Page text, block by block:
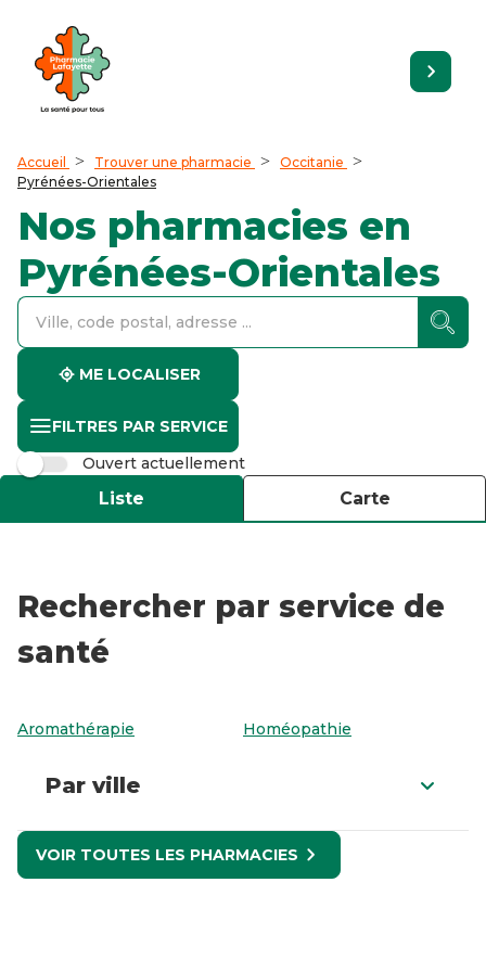
Accueil Trouver une pharmacie
Occitanie
Pyrénées-Orientales
Nos pharmacies en
Pyrénées-Orientales
accessibility.searchform.label.searchform
accessibility.searchform.label.searchinput
accessibility.searchform.autocomplete_status
ME LOCALISER
FILTRES PAR SERVICE
Ouvert actuellement
Liste Carte
Rechercher par service de
santé
Aromathérapie Homéopathie
Par ville
VOIR TOUTES LES PHARMACIES